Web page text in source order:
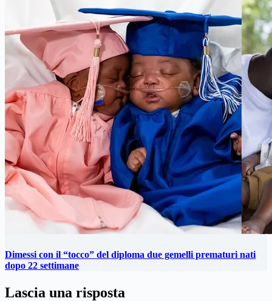
Dimessi con il “tocco” del diploma due gemelli prematuri nati
dopo 22 settimane
Lascia una risposta